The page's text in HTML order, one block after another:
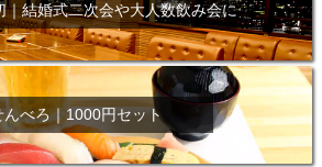
｜結婚式二次会や大人数飲み会に
んべろ｜1000円セット